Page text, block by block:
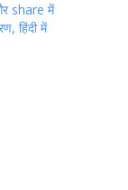
share में
हिंदी में